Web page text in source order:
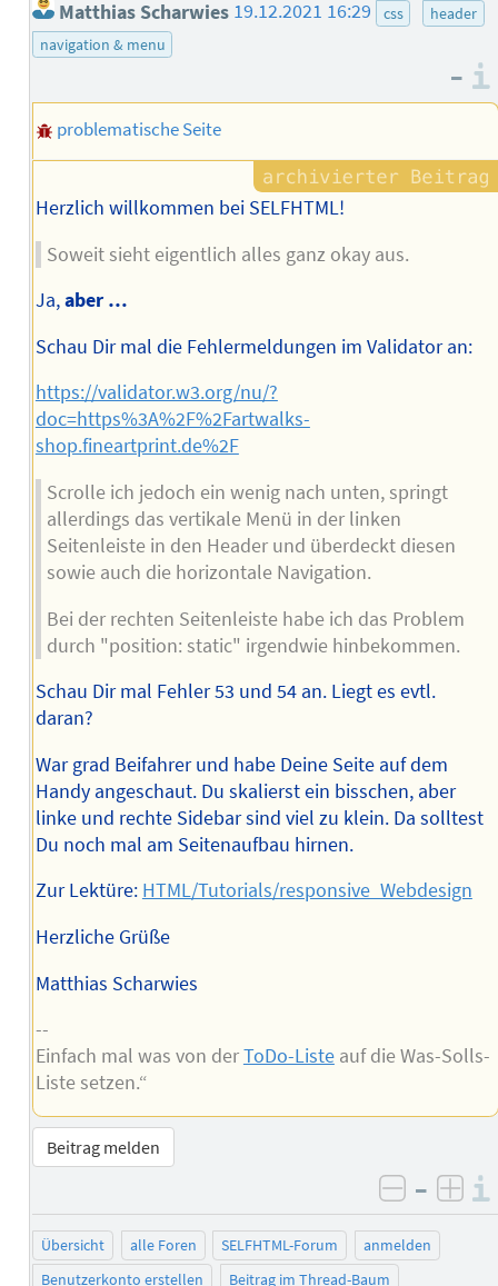
Matthias Scharwies 19.12.2021 16:29 css
header
navigation & menu
–
problematische Seite
Herzlich willkommen bei SELFHTML!
Soweit sieht eigentlich alles ganz okay aus.
Ja,aber …
Schau Dir mal die Fehlermeldungen im Validator an:
https://validator.w3.org/nu/?
doc=https%3A%2F%2Fartwalks-
shop.fineartprint.de%2F
Scrolle ich jedoch ein wenig nach unten, springt
allerdings das vertikale Menü in der linken
Seitenleiste in den Header und überdeckt diesen
sowie auch die horizontale Navigation.
Bei der rechten Seitenleiste habe ich das Problem
durch "position: static" irgendwie hinbekommen.
Schau Dir mal Fehler 53 und 54 an. Liegt es evtl.
daran?
War grad Beifahrer und habe Deine Seite auf dem
Handy angeschaut. Du skalierst ein bisschen, aber
linke und rechte Sidebar sind viel zu klein. Da solltest
Du noch mal am Seitenaufbau hirnen.
Zur Lektüre: HTML/Tutorials/responsive_Webdesign
Herzliche Grüße
Matthias Scharwies
--
Einfach mal was von derToDo-Listeauf die Was-Solls-
Liste setzen.“
Beitrag melden
negativ
–
Übersicht alle Foren SELFHTML-Forum
anmelden
Benutzerkonto erstellen
Beitrag im Thread-Baum